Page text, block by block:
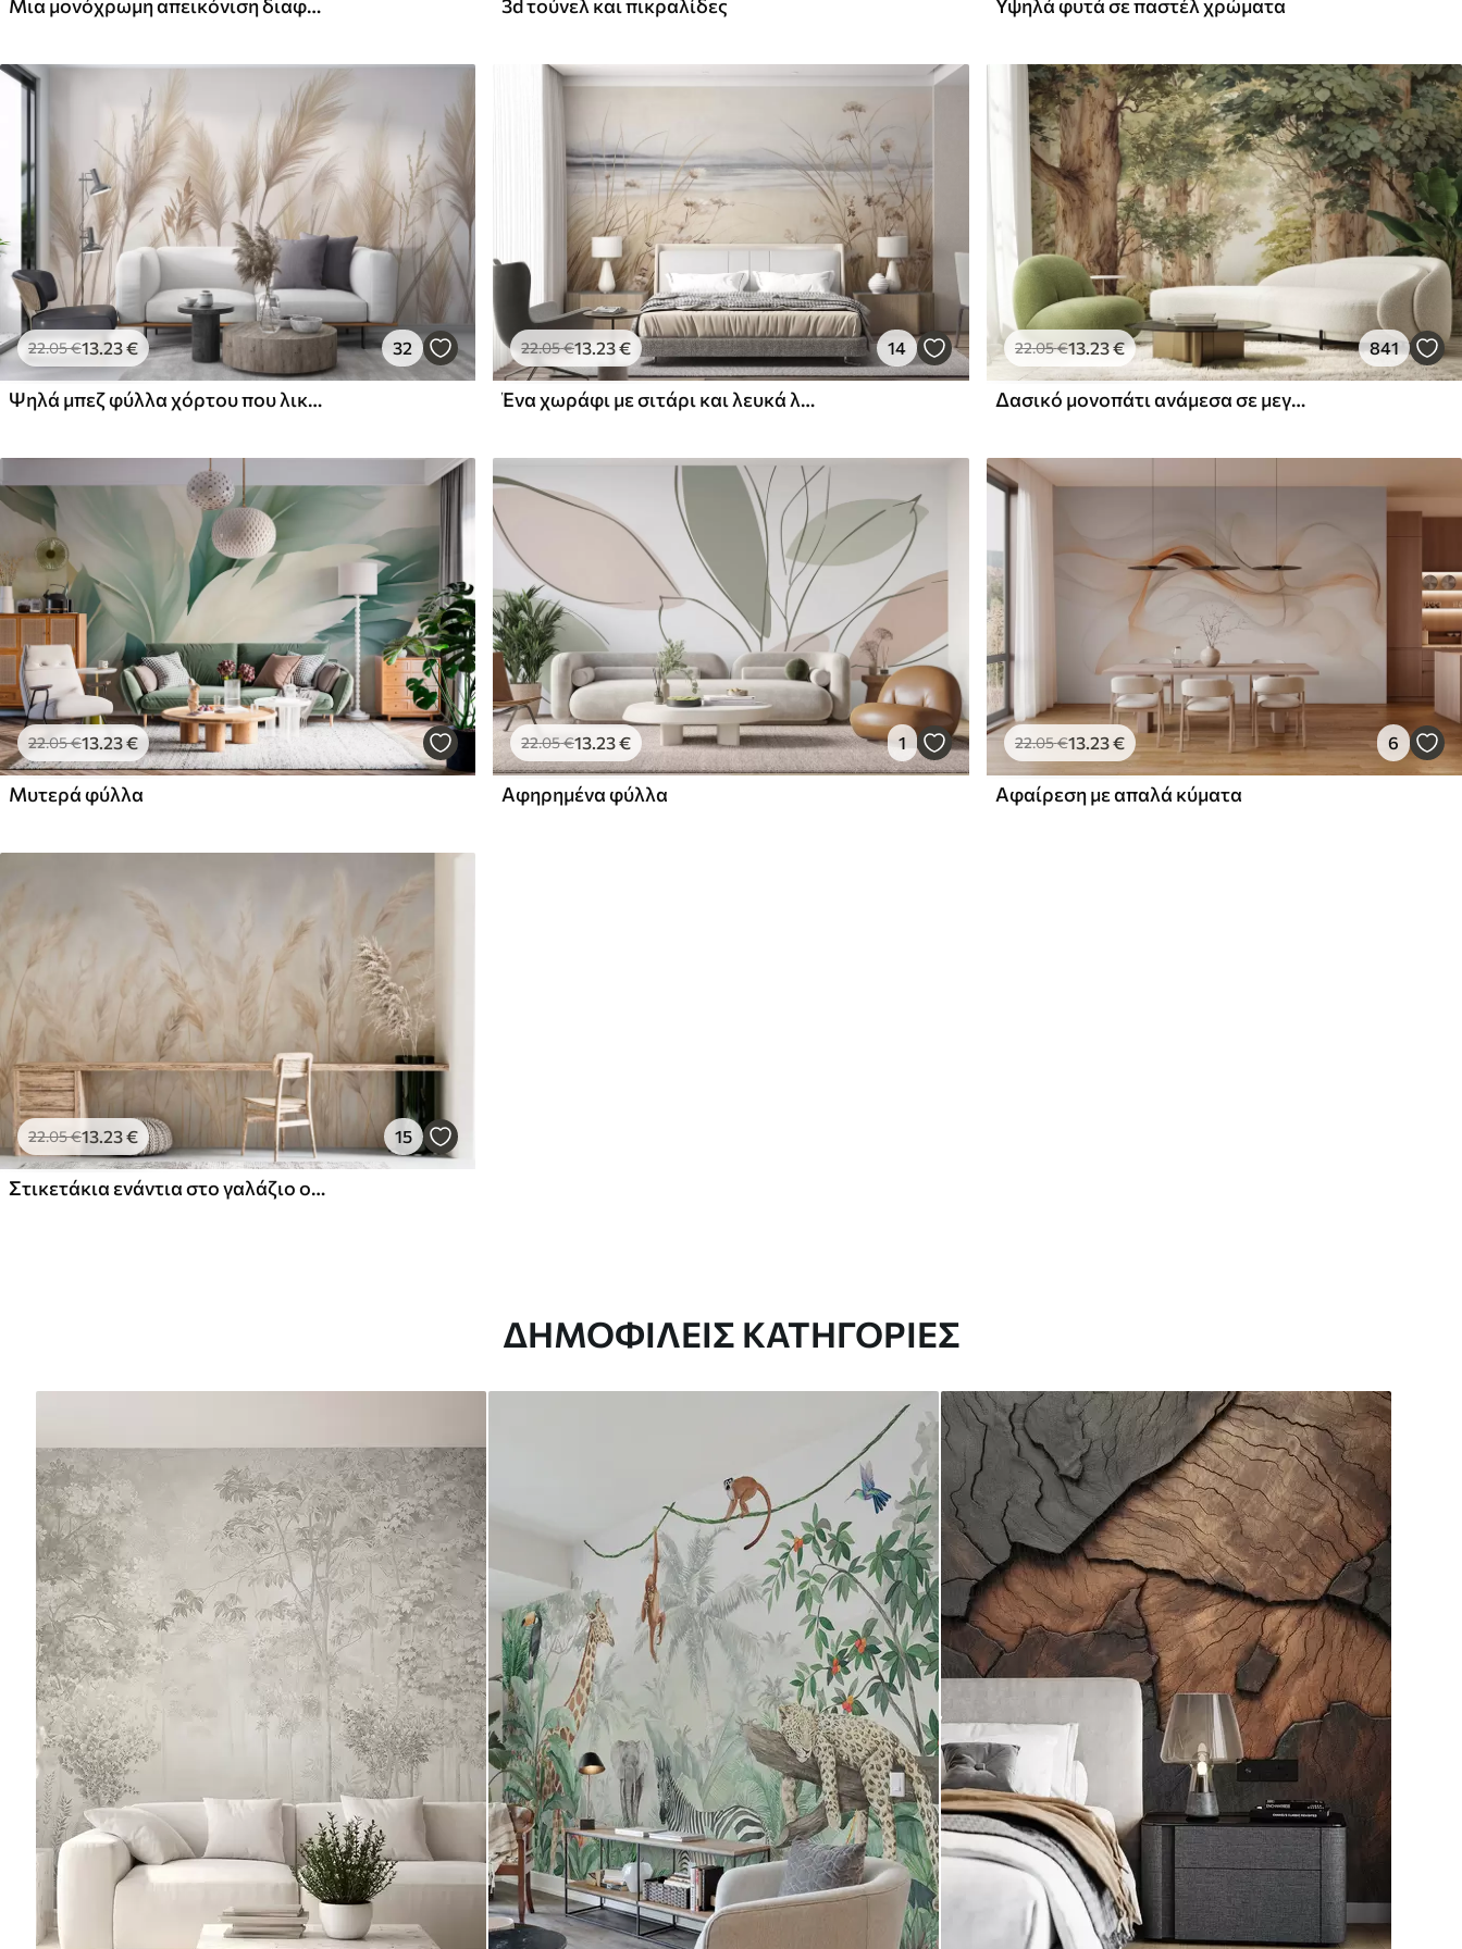
Premium βινύλιο Peel and Stick
Μια μονόχρωμη απεικόνιση διαφόρων μπεζ φυτών και στίχων με λεπτές, αραχνοΰφαντες γραμμές και υφές 3d τούνελ και πικραλίδες Υψηλά φυτά σε παστέλ χρώματα
22.05€13.23€ 32
Ψηλά μπεζ φύλλα χόρτου που λικνίζονται από τον άνεμο σε ένα απαλό, φωτεινό φόντο
22.05€13.23€ 14
Ένα χωράφι με σιτάρι και λευκά λουλούδια σε πρώτο πλάνο, μια παραλία και ο ωκεανός στο φόντο, ουδέτερα παστέλ απαλά χρώματα
22.05€13.23€ 841
Δασικό μονοπάτι ανάμεσα σε μεγαλοπρεπή δέντρα σε στυλ ακουαρέλας
22.05€13.23€
Μυτερά φύλλα
22.05€13 .23€ 1
Αφηρημένα φύλλα
22.05€13.23€ 6
Αφαίρεση με απαλά κύματα
22.05€13.23€ 15
Στικετάκια ενάντια στο γαλάζιο ουρανό
ΔΗΜΟΦΙΛΕΊΣ ΚΑΤΗΓΟΡΊΕΣ